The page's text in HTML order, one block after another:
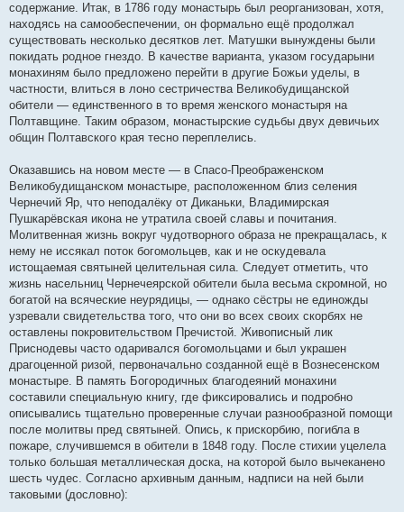
содержание. Итак, в 1786 году монастырь был реорганизован, хотя,
находясь на самообеспечении, он формально ещё продолжал
существовать несколько десятков лет. Матушки вынуждены были
покидать родное гнездо. В качестве варианта, указом государыни
монахиням было предложено перейти в другие Божьи уделы, в
частности, влиться в лоно сестричества Великобудищанской
обители — единственного в то время женского монастыря на
Полтавщине. Таким образом, монастырские судьбы двух девичьих
общин Полтавского края тесно переплелись.
Оказавшись на новом месте — в Спасо-Преображенском
Великобудищанском монастыре, расположенном близ селения
Чернечий Яр, что неподалёку от Диканьки, Владимирская
Пушкарёвская икона не утратила своей славы и почитания.
Молитвенная жизнь вокруг чудотворного образа не прекращалась, к
нему не иссякал поток богомольцев, как и не оскудевала
истощаемая святыней целительная сила. Следует отметить, что
жизнь насельниц Чернечеярской обители была весьма скромной, но
богатой на всяческие неурядицы, — однако сёстры не единожды
узревали свидетельства того, что они во всех своих скорбях не
оставлены покровительством Пречистой. Живописный лик
Приснодевы часто одаривался богомольцами и был украшен
драгоценной ризой, первоначально созданной ещё в Вознесенском
монастыре. В память Богородичных благодеяний монахини
составили специальную книгу, где фиксировались и подробно
описывались тщательно проверенные случаи разнообразной помощи
после молитвы пред святыней. Опись, к прискорбию, погибла в
пожаре, случившемся в обители в 1848 году. После стихии уцелела
только большая металлическая доска, на которой было вычеканено
шесть чудес. Согласно архивным данным, надписи на ней были
таковыми (дословно):